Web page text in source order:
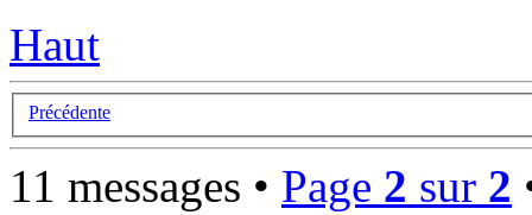
Haut
Précédente
11 messages • Page 2 sur 2